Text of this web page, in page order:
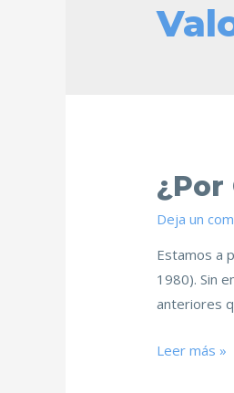
¿Por
Deja un
Estamos a
1980). Sin
anteriores
Leer más »